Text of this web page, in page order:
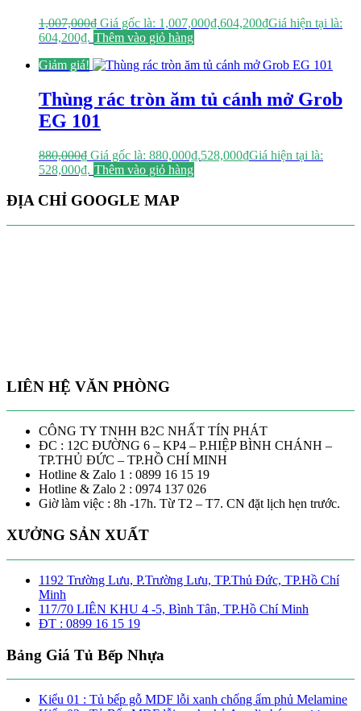
1,007,000₫ Giá gốc là: 1,007,000₫.604,200₫Giá hiện tại là:
604,200₫. Thêm vào giỏ hàng
Giảm giá!
Thùng rác tròn ăm tủ cánh mở Grob
EG 101
880,000₫ Giá gốc là: 880,000₫.528,000₫Giá hiện tại là:
528,000₫. Thêm vào giỏ hàng
ĐỊA CHỈ GOOGLE MAP
LIÊN HỆ VĂN PHÒNG
CÔNG TY TNHH B2C NHẤT TÍN PHÁT
ĐC : 12C ĐƯỜNG 6 – KP4 – P.HIỆP BÌNH CHÁNH –
TP.THỦ ĐỨC – TP.HỒ CHÍ MINH
Hotline & Zalo 1 : 0899 16 15 19
Hotline & Zalo 2 : 0974 137 026
Giờ làm việc : 8h -17h. Từ T2 – T7. CN đặt lịch hẹn trước.
XƯỞNG SẢN XUẤT
1192 Trường Lưu, P.Trường Lưu, TP.Thủ Đức, TP.Hồ Chí
Minh
117/70 LIÊN KHU 4 -5, Bình Tân, TP.Hồ Chí Minh
ĐT : 0899 16 15 19
Bảng Giá Tủ Bếp Nhựa
Kiểu 01 : Tủ bếp gỗ MDF lỗi xanh chống ẩm phủ Melamine